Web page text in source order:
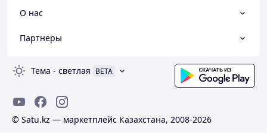
О нас
Партнеры
Тема - светлая BETA
© Satu.kz — маркетплейс Казахстана, 2008-2026